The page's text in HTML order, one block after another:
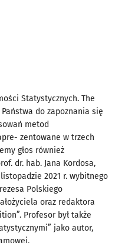
Statystycznych. The
do zapoznania się
metod
zentowane w trzech
głos również
dr. hab. Jana Kordosa,
2021 r. wybitnego
Polskiego
oraz redaktora
Profesor był także
jako autor,